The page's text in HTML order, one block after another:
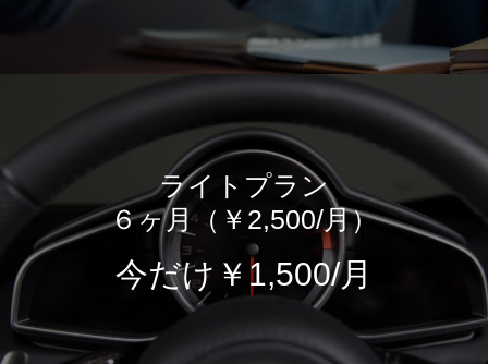
ライトプラン
６ヶ月（￥2,500/月）
今だけ ￥1,500/月